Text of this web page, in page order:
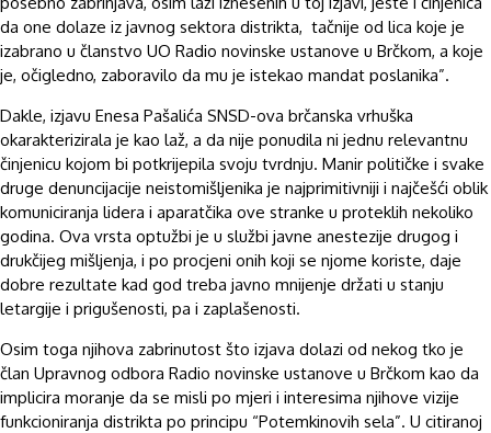
da one dolaze iz javnog sektora distrikta, tačnije od lica koje je
izabrano u članstvo UO Radio novinske ustanove u Brčkom, a koje
je, očigledno, zaboravilo da mu je istekao mandat poslanika”.
Dakle, izjavu Enesa Pašalića SNSD-ova brčanska vrhuška
okarakterizirala je kao laž, a da nije ponudila ni jednu relevantnu
činjenicu kojom bi potkrijepila svoju tvrdnju. Manir političke i svake
druge denuncijacije neistomišljenika je najprimitivniji i najčešći oblik
komuniciranja lidera i aparatčika ove stranke u proteklih nekoliko
godina. Ova vrsta optužbi je u službi javne anestezije drugog i
drukčijeg mišljenja, i po procjeni onih koji se njome koriste, daje
dobre rezultate kad god treba javno mnijenje držati u stanju
letargije i prigušenosti, pa i zaplašenosti.
Osim toga njihova zabrinutost što izjava dolazi od nekog tko je
član Upravnog odbora Radio novinske ustanove u Brčkom kao da
implicira moranje da se misli po mjeri i interesima njihove vizije
funkcioniranja distrikta po principu “Potemkinovih sela”. U citiranoj